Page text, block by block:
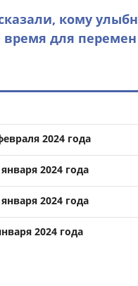
кому
для перемен
2024 года
2024 года
2024 года
2024 года